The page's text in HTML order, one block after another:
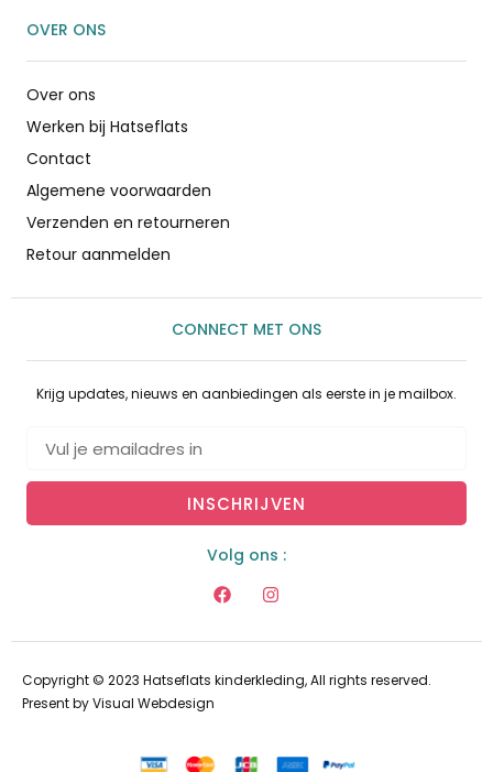
OVER ONS
Over ons
Werken bij Hatseflats
Contact
Algemene voorwaarden
Verzenden en retourneren
Retour aanmelden
CONNECT MET ONS
Krijg updates, nieuws en aanbiedingen als eerste in je mailbox.
INSCHRIJVEN
Volg ons :
Copyright © 2023 Hatseflats kinderkleding, All rights reserved.
Present byVisual Webdesign